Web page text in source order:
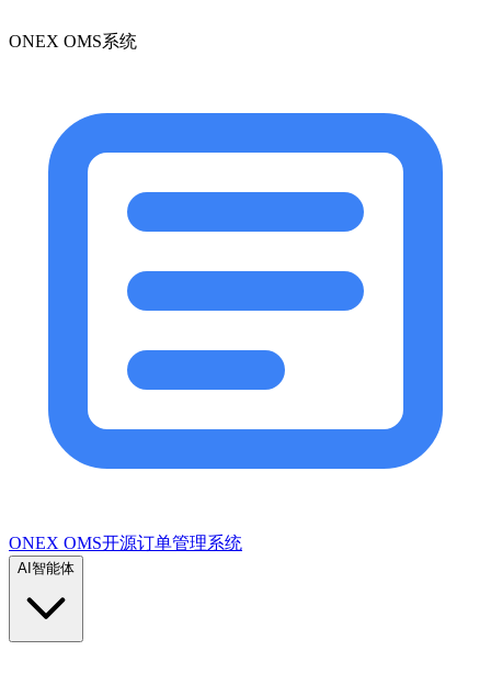
ONEX OMS系统
ONEX OMS开源订单管理系统
AI智能体